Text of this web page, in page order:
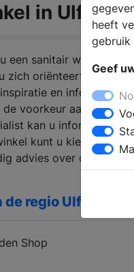
in Ulft
een sanitair winkel,
zich oriënteert op een
en informatie
voorkeur aan een
kan u informeren en
kunt u kiezen uit
advies over de
regio Ulft
Shop
heeft
gebruik
Geef